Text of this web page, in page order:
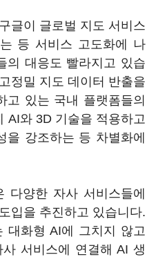
글이 글로벌 지도 서비스
등 서비스 고도화에 나
의 대응도 빨라지고 있습
정밀 지도 데이터 반출을
고 있는 국내 플랫폼들의
AI와 3D 기술을 적용하고
을 강조하는 등 차별화에
다양한 자사 서비스들에
입을 추진하고 있습니다.
대화형 AI에 그치지 않고
서비스에 연결해 AI 생